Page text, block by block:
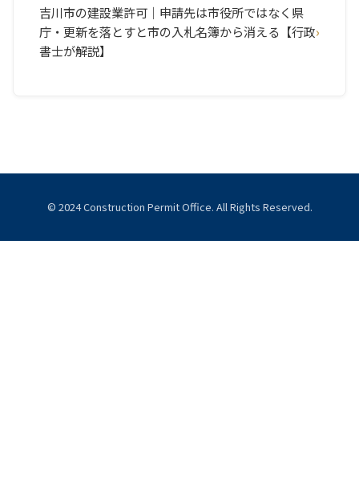
吉川市の建設業許可｜申請先は市役所ではなく県
庁・更新を落とすと市の入札名簿から消える【行政
書士が解説】
© 2024 Construction Permit Office. All Rights Reserved.